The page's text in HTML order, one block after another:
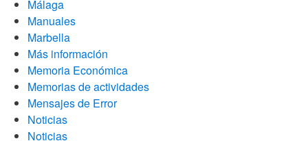
Málaga
Manuales
Marbella
Más información
Memoria Económica
Memorias de actividades
Mensajes de Error
Noticias
Noticias